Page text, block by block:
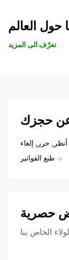
حول العالم
تعرّف الى المزيد
حجزك
أنظر, حرر, إلغاء
طبع الفواتير
حصرية
الخاص بنا